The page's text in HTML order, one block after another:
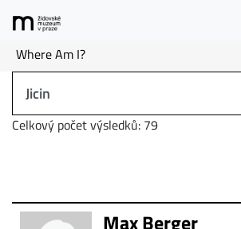
Where Am I?
Celkový počet výsledků: 79
Max Berger